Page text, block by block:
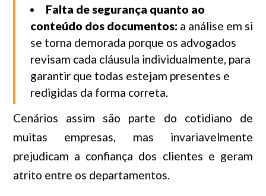
Falta de segurança quanto ao
conteúdo dos documentos: a análise em si
se torna demorada porque os advogados
revisam cada cláusula individualmente, para
garantir que todas estejam presentes e
redigidas da forma correta.
Cenários assim são parte do cotidiano de
muitas empresas, mas invariavelmente
prejudicam a confiança dos clientes e geram
atrito entre os departamentos.